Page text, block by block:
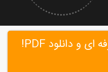
ساخت رایگان رزومه حرفه ای و دانلود PDF!